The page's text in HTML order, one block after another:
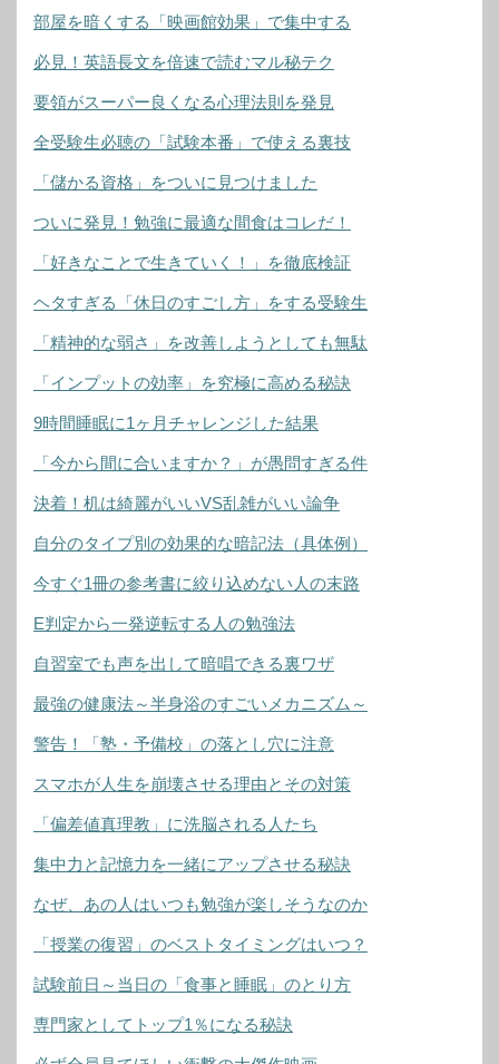
部屋を暗くする「映画館効果」で集中する
必見！英語長文を倍速で読むマル秘テク
要領がスーパー良くなる心理法則を発見
全受験生必聴の「試験本番」で使える裏技
「儲かる資格」をついに見つけました
ついに発見！勉強に最適な間食はコレだ！
「好きなことで生きていく！」を徹底検証
ヘタすぎる「休日のすごし方」をする受験生
「精神的な弱さ」を改善しようとしても無駄
「インプットの効率」を究極に高める秘訣
9時間睡眠に1ヶ月チャレンジした結果
「今から間に合いますか？」が愚問すぎる件
決着！机は綺麗がいいVS乱雑がいい論争
自分のタイプ別の効果的な暗記法（具体例）
今すぐ1冊の参考書に絞り込めない人の末路
E判定から一発逆転する人の勉強法
自習室でも声を出して暗唱できる裏ワザ
最強の健康法～半身浴のすごいメカニズム～
警告！「塾・予備校」の落とし穴に注意
スマホが人生を崩壊させる理由とその対策
「偏差値真理教」に洗脳される人たち
集中力と記憶力を一緒にアップさせる秘訣
なぜ、あの人はいつも勉強が楽しそうなのか
「授業の復習」のベストタイミングはいつ？
試験前日～当日の「食事と睡眠」のとり方
専門家としてトップ1％になる秘訣